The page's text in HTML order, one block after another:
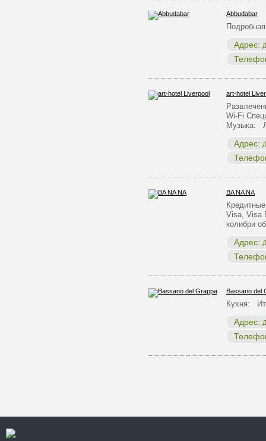
Abbudabar
Адрес:
art-hotel
Wi-Fi
Музыка:
Адрес:
BA NA NA
Visa, Visa
колибри
Адрес:
Bassano del
Кухня:
Адрес: